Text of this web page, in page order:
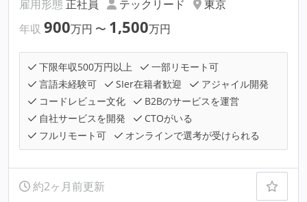
雇用形態 正社員 テックリード
東京
年収 900万円 〜 1,500万円
下限年収500万円以上
一部リモート可
言語未経験可
SIer在籍者歓迎
アジャイル開発
コードレビュー文化
B2Bのサービスを運営
自社サービスを開発
CTOがいる
フルリモート可
オンラインで選考が受けられる
約2ヶ月前更新